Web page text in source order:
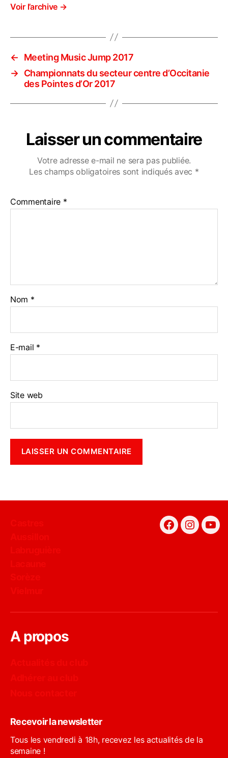
Voir l’archive →
←
Meeting Music Jump 2017
→ Championnats du secteur centre d’Occitanie
des Pointes d’Or 2017
Laisser un commentaire
Votre adresse e-mail ne sera pas publiée.
Les champs obligatoires sont indiqués avec *
Commentaire *
Nom *
E-mail *
Site web
Facebook
A propos
Recevoir la newsletter
Tous les vendredi à 18h, recevez les actualités de la
semaine !